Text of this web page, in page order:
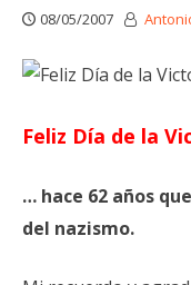
08/05/2007
Feliz Día de la
… hace 62 años
del nazismo.